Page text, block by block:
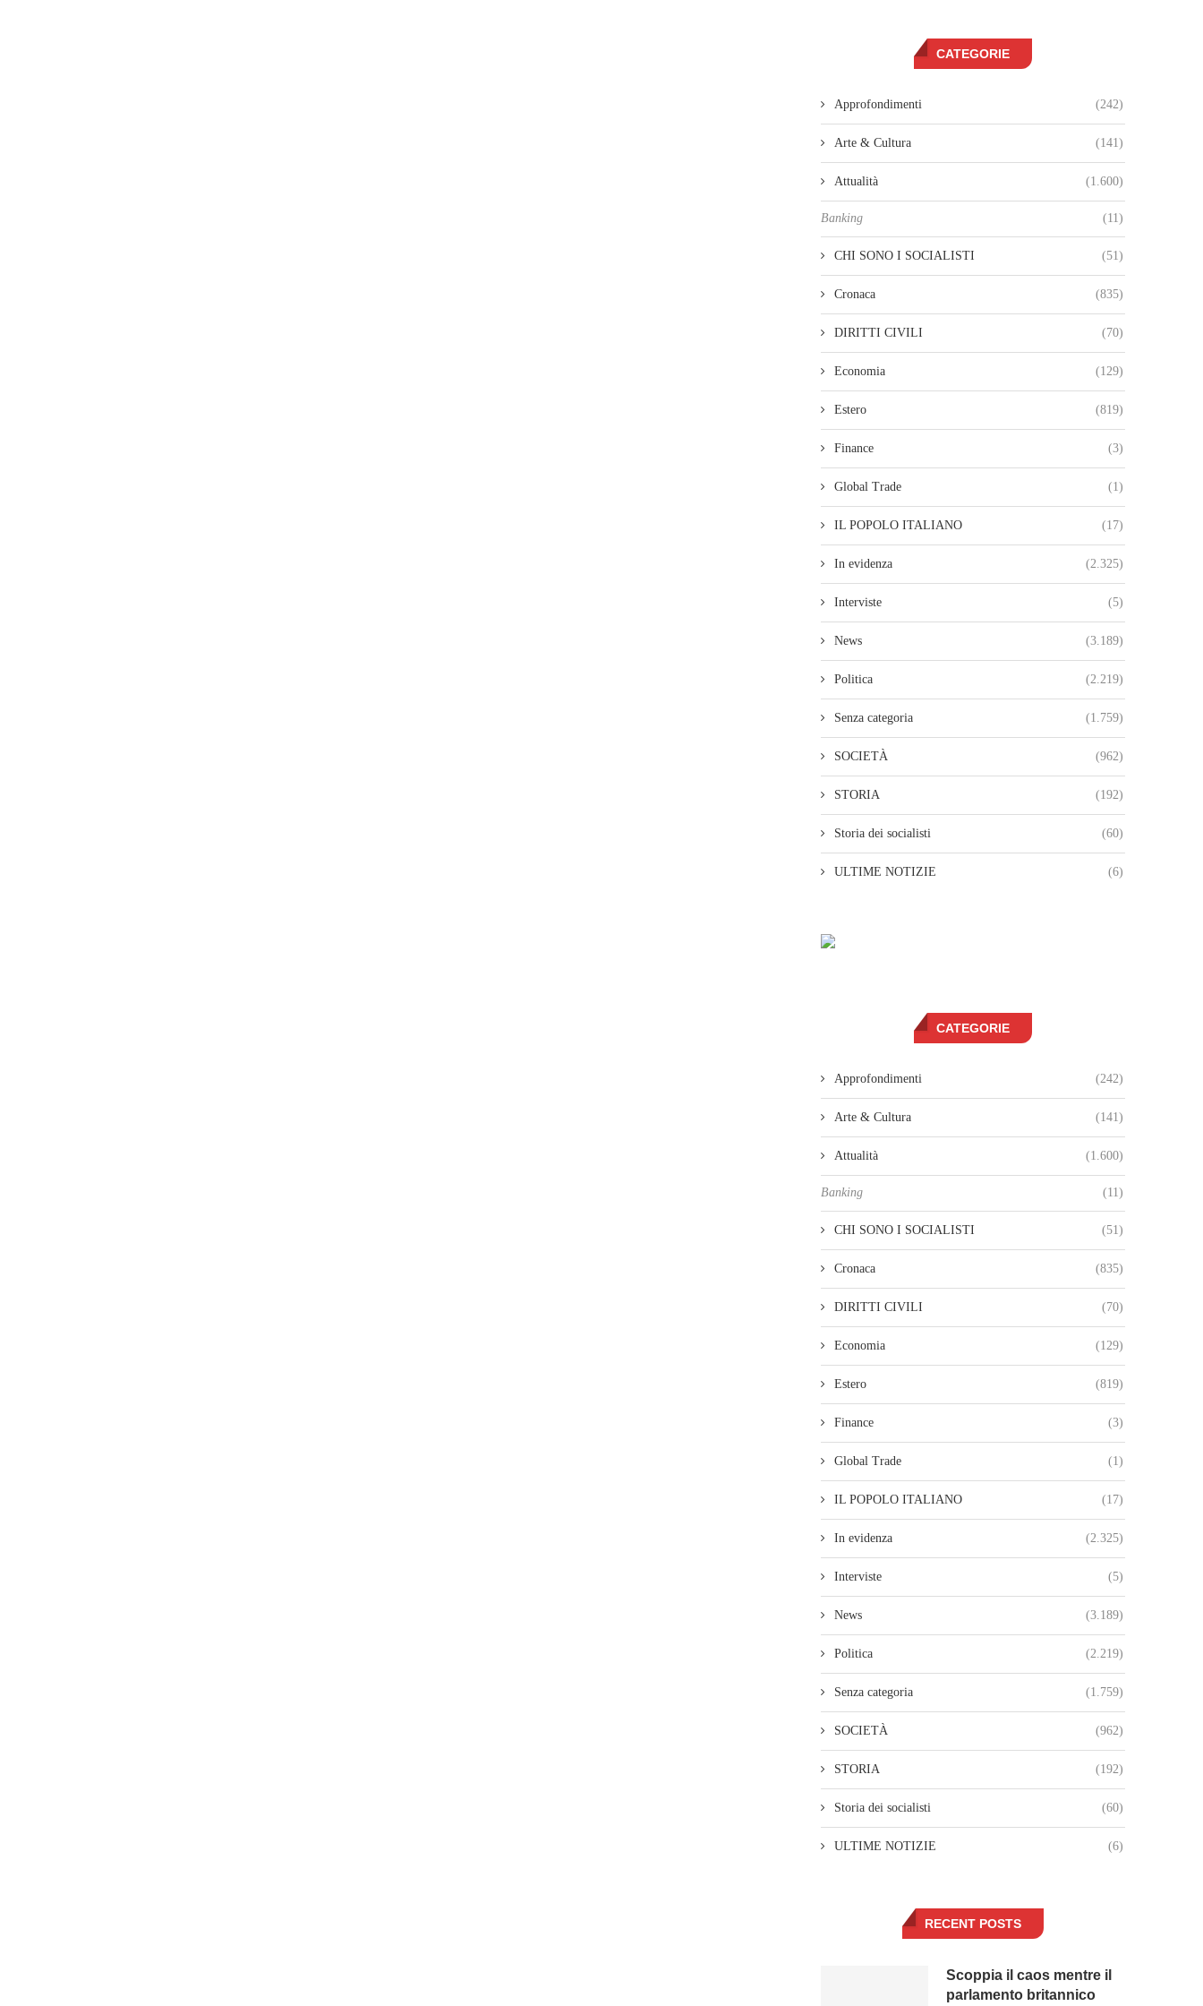
CATEGORIE
Approfondimenti (242)
Arte & Cultura (141)
Attualità (1.600)
Banking (11)
CHI SONO I SOCIALISTI (51)
Cronaca (835)
DIRITTI CIVILI (70)
Economia (129)
Estero (819)
Finance (3)
Global Trade (1)
IL POPOLO ITALIANO (17)
In evidenza (2.325)
Interviste (5)
News (3.189)
Politica (2.219)
Senza categoria (1.759)
SOCIETÀ (962)
STORIA (192)
Storia dei socialisti (60)
ULTIME NOTIZIE (6)
CATEGORIE
Approfondimenti (242)
Arte & Cultura (141)
Attualità (1.600)
Banking (11)
CHI SONO I SOCIALISTI (51)
Cronaca (835)
DIRITTI CIVILI (70)
Economia (129)
Estero (819)
Finance (3)
Global Trade (1)
IL POPOLO ITALIANO (17)
In evidenza (2.325)
Interviste (5)
News (3.189)
Politica (2.219)
Senza categoria (1.759)
SOCIETÀ (962)
STORIA (192)
Storia dei socialisti (60)
ULTIME NOTIZIE (6)
RECENT POSTS
Scoppia il caos mentre il
parlamento britannico